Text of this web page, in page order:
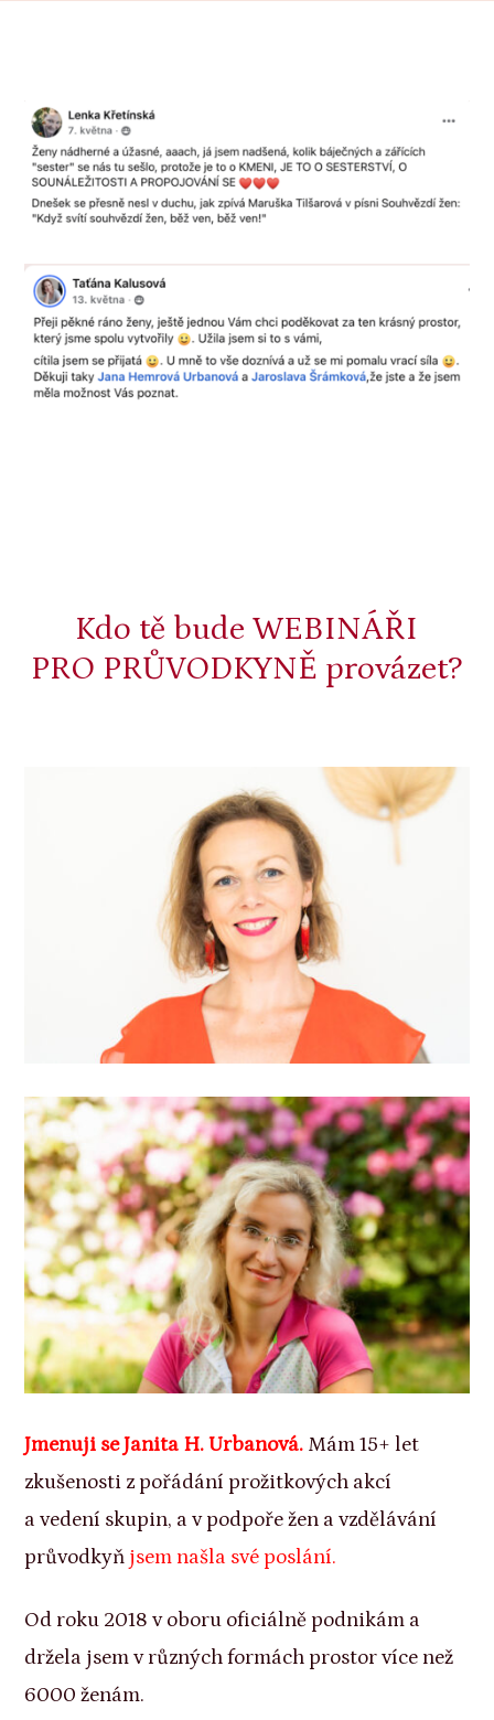
Kdo tě bude WEBINÁŘI
PRO PRŮVODKYNĚ provázet?
Jmenuji se Janita H. Urbanová. Mám 15+ let
zkušenosti z pořádání prožitkových akcí
a vedení skupin, a v podpoře žen a vzdělávání
průvodkyň jsem našla své poslání.
Od roku 2018 v oboru oficiálně podnikám a
držela jsem v různých formách prostor více než
6000 ženám.